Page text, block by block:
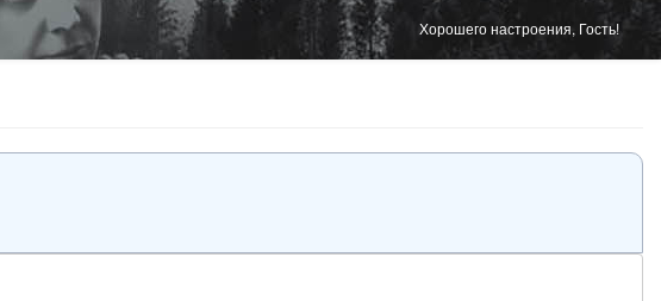
Хорошего настроения, Гость!